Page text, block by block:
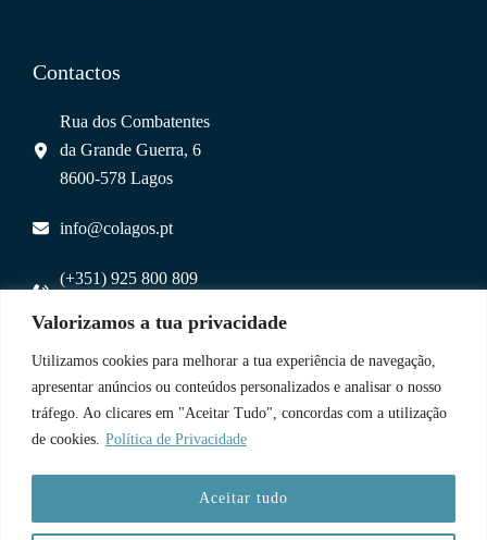
Valorizamos a tua privacidade
Utilizamos cookies para melhorar a tua experiência de navegação,
apresentar anúncios ou conteúdos personalizados e analisar o nosso
tráfego. Ao clicares em "Aceitar Tudo", concordas com a utilização
de cookies. Política de Privacidade
Aceitar tudo
Contactos
Rua dos Combatentes
da Grande Guerra, 6
8600-578 Lagos
info@colagos.pt
(+351) 925 800 809
Uma Parceria